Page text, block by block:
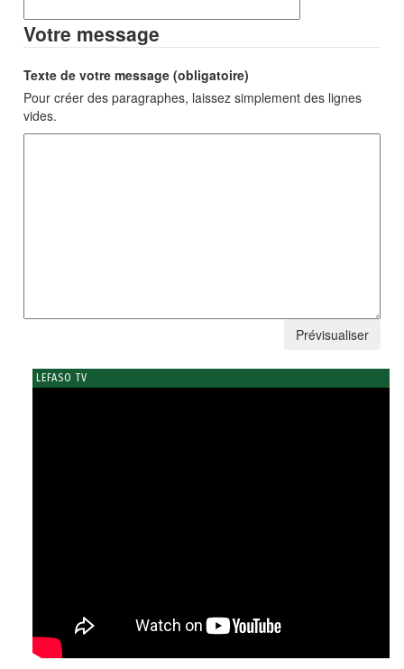
Votre message
Texte de votre message (obligatoire)
Pour créer des paragraphes, laissez simplement des lignes
vides.
LEFASO TV